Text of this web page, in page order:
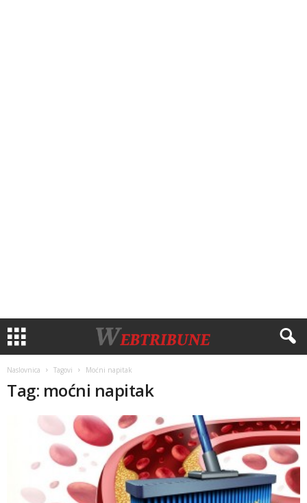
Naslovnica Tagovi Moćni napitak
Tag: moćni napitak